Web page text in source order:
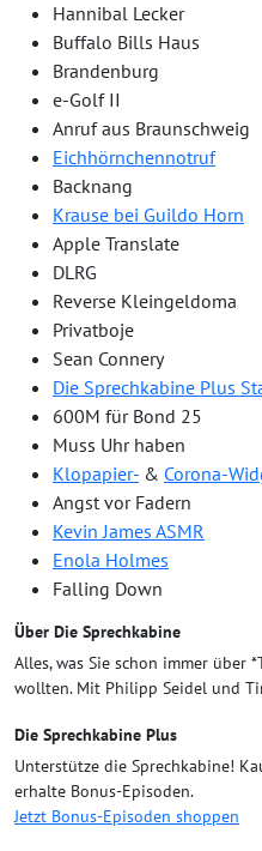
Hannibal Lecker
Buffalo Bills Haus
Brandenburg
e-Golf II
Anruf aus Braunschweig
Eichhörnchennotruf
Backnang
Krause bei Guildo Horn
Apple Translate
DLRG
Reverse Kleingeldoma
Privatboje
Sean Connery
Die Sprechkabine Plus
600M für Bond 25
Muss Uhr haben
Klopapier- & Corona-
Angst vor Fadern
Kevin James ASMR
Enola Holmes
Falling Down
Über Die Sprechkabine
Alles, was Sie schon immer über
wollten. Mit Philipp Seidel und
Die Sprechkabine Plus
Unterstütze die Sprechkabine!
erhalte Bonus-Episoden.
Jetzt Bonus-Episoden shoppen